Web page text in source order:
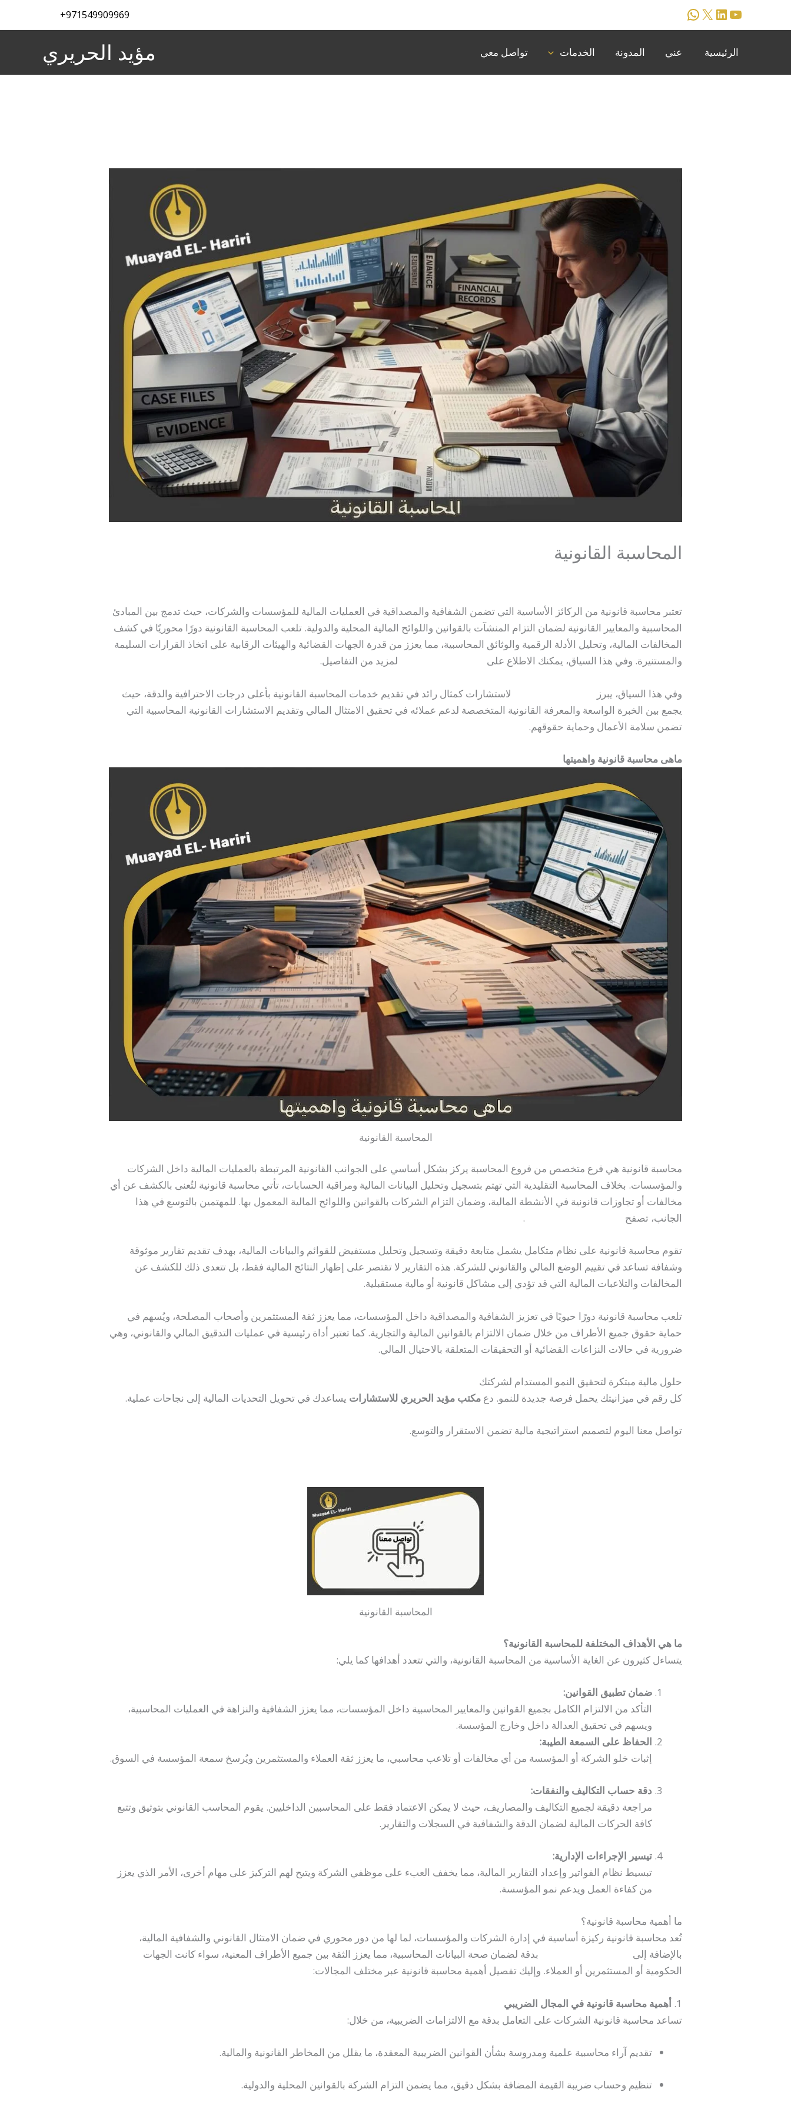
971549909969+
الرئيسية عني المدونة الخدمات تواصل معي مؤيد الحريري
المحاسبة القانونية
تعتبر محاسبة قانونية من الركائز الأساسية التي تضمن الشفافية والمصداقية في العمليات المالية للمؤسسات والشركات، حيث تدمج بين المبادئ
المحاسبية والمعايير القانونية لضمان التزام المنشآت بالقوانين واللوائح المالية المحلية والدولية. تلعب المحاسبة القانونية دورًا محوريًا في كشف
المخالفات المالية، وتحليل الأدلة الرقمية والوثائق المحاسبية، مما يعزز من قدرة الجهات القضائية والهيئات الرقابية على اتخاذ القرارات السليمة
والمستنيرة. وفي هذا السياق، يمكنك الاطلاع على
لمزيد من التفاصيل.
وفي هذا السياق، يبرز
لاستشارات كمثال رائد في تقديم خدمات المحاسبة القانونية بأعلى درجات الاحترافية والدقة، حيث
يجمع بين الخبرة الواسعة والمعرفة القانونية المتخصصة لدعم عملائه في تحقيق الامتثال المالي وتقديم الاستشارات القانونية المحاسبية التي
تضمن سلامة الأعمال وحماية حقوقهم.
ماهى محاسبة قانونية واهميتها
المحاسبة القانونية
محاسبة قانونية هي فرع متخصص من فروع المحاسبة يركز بشكل أساسي على الجوانب القانونية المرتبطة بالعمليات المالية داخل الشركات
والمؤسسات. بخلاف المحاسبة التقليدية التي تهتم بتسجيل وتحليل البيانات المالية ومراقبة الحسابات، تأتي محاسبة قانونية لتُعنى بالكشف عن أي
مخالفات أو تجاوزات قانونية في الأنشطة المالية، وضمان التزام الشركات بالقوانين واللوائح المالية المعمول بها. للمهتمين بالتوسع في هذا
الجانب، تصفح
.
تقوم محاسبة قانونية على نظام متكامل يشمل متابعة دقيقة وتسجيل وتحليل مستفيض للقوائم والبيانات المالية، بهدف تقديم تقارير موثوقة
وشفافة تساعد في تقييم الوضع المالي والقانوني للشركة. هذه التقارير لا تقتصر على إظهار النتائج المالية فقط، بل تتعدى ذلك للكشف عن
المخالفات والتلاعبات المالية التي قد تؤدي إلى مشاكل قانونية أو مالية مستقبلية.
تلعب محاسبة قانونية دورًا حيويًا في تعزيز الشفافية والمصداقية داخل المؤسسات، مما يعزز ثقة المستثمرين وأصحاب المصلحة، ويُسهم في
حماية حقوق جميع الأطراف من خلال ضمان الالتزام بالقوانين المالية والتجارية. كما تعتبر أداة رئيسية في عمليات التدقيق المالي والقانوني، وهي
ضرورية في حالات النزاعات القضائية أو التحقيقات المتعلقة بالاحتيال المالي.
حلول مالية مبتكرة لتحقيق النمو المستدام لشركتك
كل رقم في ميزانيتك يحمل فرصة جديدة للنمو. دعمكتب مؤيد الحريري للاستشارات يساعدك في تحويل التحديات المالية إلى نجاحات عملية.
تواصل معنا اليوم لتصميم استراتيجية مالية تضمن الاستقرار والتوسع.
المحاسبة القانونية
ما هي الأهداف المختلفة للمحاسبة القانونية؟
يتساءل كثيرون عن الغاية الأساسية من المحاسبة القانونية، والتي تتعدد أهدافها كما يلي:
ضمان تطبيق القوانين:
التأكد من الالتزام الكامل بجميع القوانين والمعايير المحاسبية داخل المؤسسات، مما يعزز الشفافية والنزاهة في العمليات المحاسبية،
ويسهم في تحقيق العدالة داخل وخارج المؤسسة.
الحفاظ على السمعة الطيبة:
إثبات خلو الشركة أو المؤسسة من أي مخالفات أو تلاعب محاسبي، ما يعزز ثقة العملاء والمستثمرين ويُرسخ سمعة المؤسسة في السوق.
دقة حساب التكاليف والنفقات:
مراجعة دقيقة لجميع التكاليف والمصاريف، حيث لا يمكن الاعتماد فقط على المحاسبين الداخليين. يقوم المحاسب القانوني بتوثيق وتتبع
كافة الحركات المالية لضمان الدقة والشفافية في السجلات والتقارير.
تيسير الإجراءات الإدارية:
تبسيط نظام الفواتير وإعداد التقارير المالية، مما يخفف العبء على موظفي الشركة ويتيح لهم التركيز على مهام أخرى، الأمر الذي يعزز
من كفاءة العمل ويدعم نمو المؤسسة.
ما أهمية محاسبة قانونية؟
تُعد محاسبة قانونية ركيزة أساسية في إدارة الشركات والمؤسسات، لما لها من دور محوري في ضمان الامتثال القانوني والشفافية المالية،
بالإضافة إلى
بدقة لضمان صحة البيانات المحاسبية، مما يعزز الثقة بين جميع الأطراف المعنية، سواء كانت الجهات
الحكومية أو المستثمرين أو العملاء. وإليك تفصيل أهمية محاسبة قانونية عبر مختلف المجالات:
1. أهمية محاسبة قانونية في المجال الضريبي
تساعد محاسبة قانونية الشركات على التعامل بدقة مع الالتزامات الضريبية، من خلال:
تقديم آراء محاسبية علمية ومدروسة بشأن القوانين الضريبية المعقدة، ما يقلل من المخاطر القانونية والمالية.
تنظيم وحساب ضريبة القيمة المضافة بشكل دقيق، مما يضمن التزام الشركة بالقوانين المحلية والدولية.